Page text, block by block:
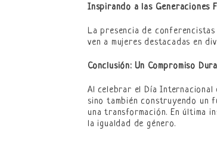
Inspirando a las Generaciones
La presencia de
ven a mujeres destacadas en
Conclusión: Un Compromiso
Al celebrar el Día
sino también construyendo un
una transformación. En última
la igualdad de género.